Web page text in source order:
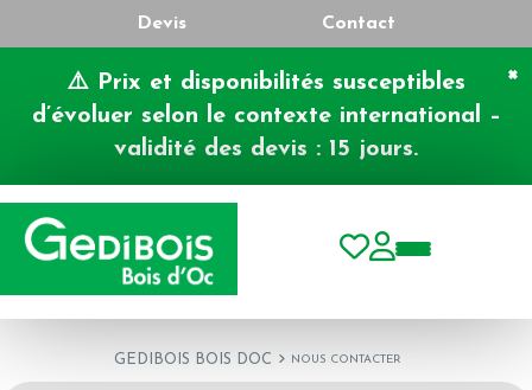
Devis Contact
⚠️ Prix et disponibilités susceptibles
d’évoluer selon le contexte international –
validité des devis : 15 jours.
×
Toggle
GEDIBOIS BOIS DOC NOUS CONTACTER